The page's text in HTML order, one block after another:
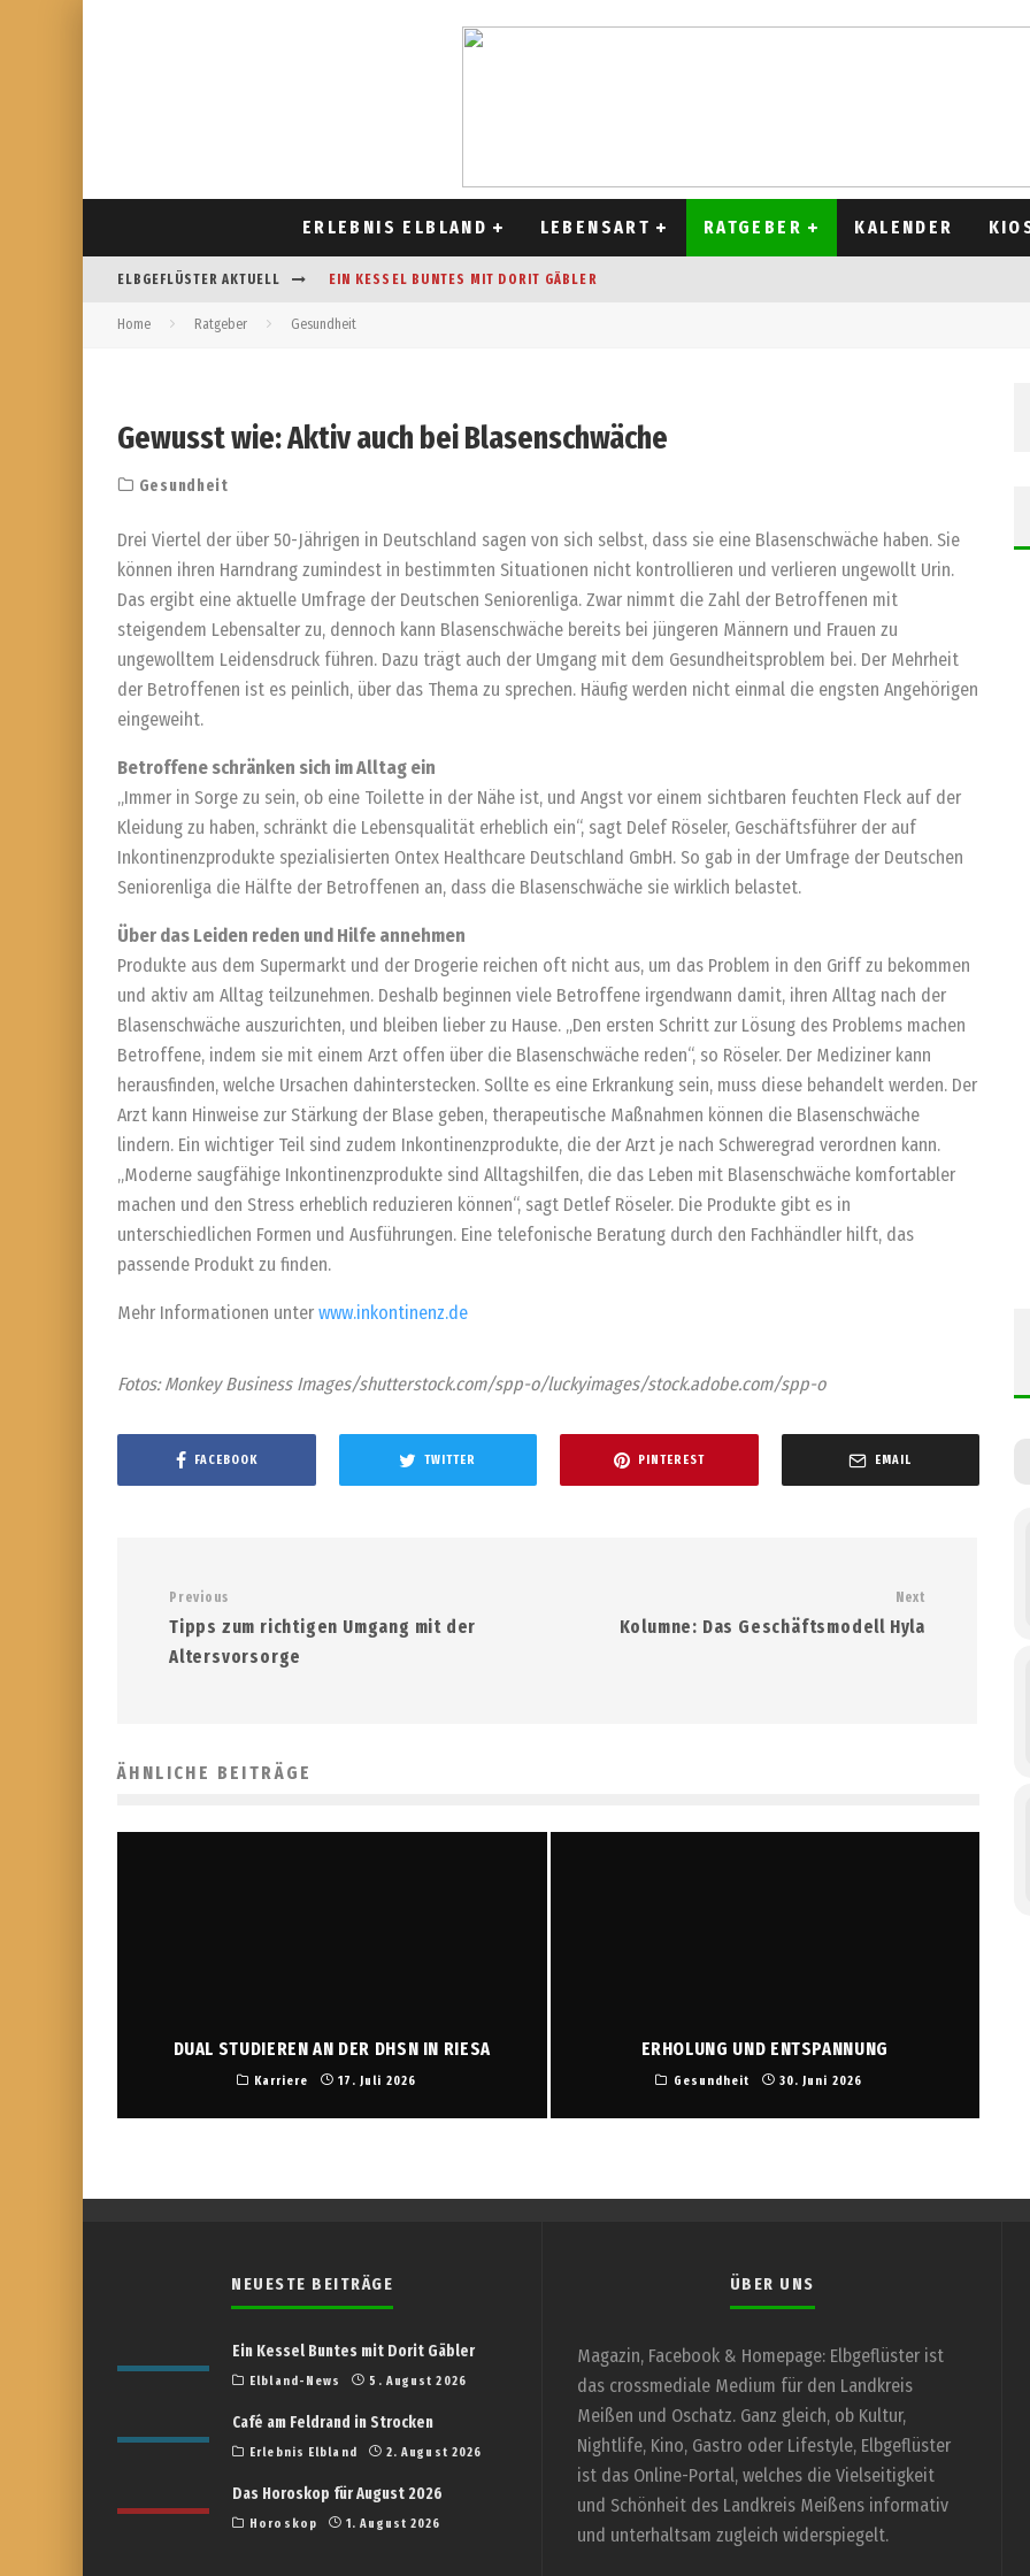
ERLEBNIS ELBLAND LEBENSART RATGEBER KALENDER
ELBGEFLÜSTER AKTUELL EIN KESSEL BUNTES MIT DORIT GÄBLER
CAFÉ AM FELDRAND IN STROCKEN
Home Ratgeber Gesundheit
Gewusst wie: Aktiv auch bei Blasenschwäche
Gesundheit
Drei Viertel der über 50-Jährigen in Deutschland sagen von sich selbst, dass sie eine Blasenschwäche haben. Sie
können ihren Harndrang zumindest in bestimmten Situationen nicht kontrollieren und verlieren ungewollt Urin.
Das ergibt eine aktuelle Umfrage der Deutschen Seniorenliga. Zwar nimmt die Zahl der Betroffenen mit
steigendem Lebensalter zu, dennoch kann Blasenschwäche bereits bei jüngeren Männern und Frauen zu
ungewolltem Leidensdruck führen. Dazu trägt auch der Umgang mit dem Gesundheitsproblem bei. Der Mehrheit
der Betroffenen ist es peinlich, über das Thema zu sprechen. Häufig werden nicht einmal die engsten Angehörigen
eingeweiht.
Betroffene schränken sich im Alltag ein
„Immer in Sorge zu sein, ob eine Toilette in der Nähe ist, und Angst vor einem sichtbaren feuchten Fleck auf der
Kleidung zu haben, schränkt die Lebensqualität erheblich ein“, sagt Delef Röseler, Geschäftsführer der auf
Inkontinenzprodukte spezialisierten Ontex Healthcare Deutschland GmbH. So gab in der Umfrage der Deutschen
Seniorenliga die Hälfte der Betroffenen an, dass die Blasenschwäche sie wirklich belastet.
Über das Leiden reden und Hilfe annehmen
Produkte aus dem Supermarkt und der Drogerie reichen oft nicht aus, um das Problem in den Griff zu bekommen
und aktiv am Alltag teilzunehmen. Deshalb beginnen viele Betroffene irgendwann damit, ihren Alltag nach der
Blasenschwäche auszurichten, und bleiben lieber zu Hause. „Den ersten Schritt zur Lösung des Problems machen
Betroffene, indem sie mit einem Arzt offen über die Blasenschwäche reden“, so Röseler. Der Mediziner kann
herausfinden, welche Ursachen dahinterstecken. Sollte es eine Erkrankung sein, muss diese behandelt werden. Der
Arzt kann Hinweise zur Stärkung der Blase geben, therapeutische Maßnahmen können die Blasenschwäche
lindern. Ein wichtiger Teil sind zudem Inkontinenzprodukte, die der Arzt je nach Schweregrad verordnen kann.
„Moderne saugfähige Inkontinenzprodukte sind Alltagshilfen, die das Leben mit Blasenschwäche komfortabler
machen und den Stress erheblich reduzieren können“, sagt Detlef Röseler. Die Produkte gibt es in
unterschiedlichen Formen und Ausführungen. Eine telefonische Beratung durch den Fachhändler hilft, das
passende Produkt zu finden.
Mehr Informationen unter www.inkontinenz.de
Fotos: Monkey Business Images/shutterstock.com/spp-o/luckyimages/stock.adobe.com/spp-o
FACEBOOK TWITTER PINTEREST EMAIL
Previous
Tipps zum richtigen Umgang mit der
Altersvorsorge
Next
Kolumne: Das Geschäftsmodell Hyla
ÄHNLICHE BEITRÄGE
DUAL STUDIEREN AN DER DHSN IN RIESA
Karriere 17. Juli 2026
ERHOLUNG UND ENTSPANNUNG
Gesundheit 30. Juni 2026
NEUESTE BEITRÄGE
Ein Kessel Buntes mit Dorit Gäbler
Elbland-News 5. August 2026
Café am Feldrand in Strocken
Erlebnis Elbland 2. August 2026
Das Horoskop für August 2026
Horoskop 1. August 2026
ÜBER UNS
Magazin, Facebook & Homepage: Elbgeflüster ist
das crossmediale Medium für den Landkreis
Meißen und Oschatz. Ganz gleich, ob Kultur,
Nightlife, Kino, Gastro oder Lifestyle, Elbgeflüster
ist das Online-Portal, welches die Vielseitigkeit
und Schönheit des Landkreis Meißens informativ
und unterhaltsam zugleich widerspiegelt.